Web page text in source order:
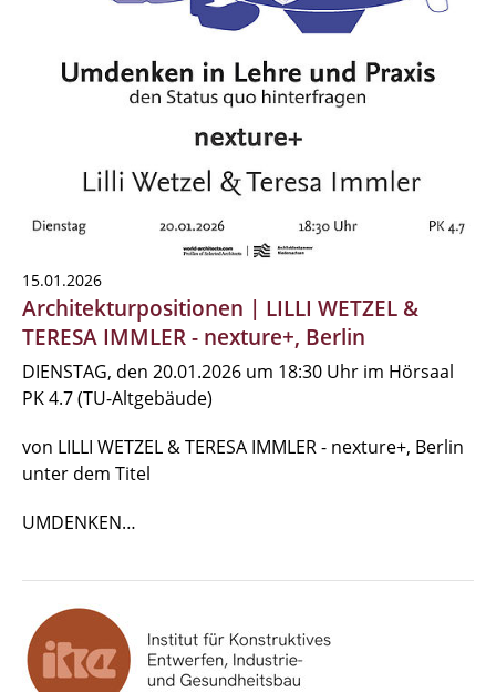
15.01.2026
Architekturpositionen | LILLI WETZEL &
TERESA IMMLER - nexture+, Berlin
DIENSTAG, den 20.01.2026 um 18:30 Uhr im Hörsaal
PK 4.7 (TU-Altgebäude)
von LILLI WETZEL & TERESA IMMLER - nexture+, Berlin
unter dem Titel
UMDENKEN…